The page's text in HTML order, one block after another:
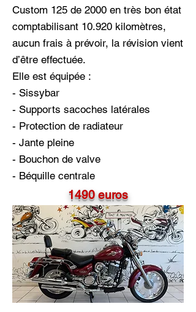
Custom 125 de 2000 en très bon état
comptabilisant 10.920 kilomètres,
aucun frais à prévoir, la révision vient
d’être effectuée.
Elle est équipée :
- Sissybar
- Supports sacoches latérales
- Protection de radiateur
- Jante pleine
- Bouchon de valve
- Béquille centrale
1490 euros